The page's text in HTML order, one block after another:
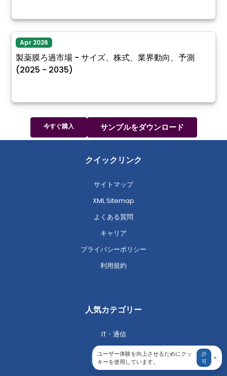
Apr 2026
製薬膜ろ過市場 - サイズ、株式、業界動向、予測
(2025 - 2035)
今すぐ購入 サンプルをダウンロード
クイックリンク
サイトマップ
XML Sitemap
よくある質問
キャリア
プライバシーポリシー
利用規約
人気カテゴリー
IT・通信
消費財
材料・化学品
ユーザー体験を向上させるためにクッ
キーを使用しています。
許
可
×